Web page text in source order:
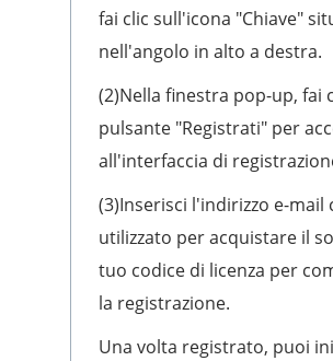
fai clic sull'icona "Chiave"
nell'angolo in alto a destra.
(2)Nella finestra pop-up, fai
pulsante "Registrati" per
all'interfaccia di
(3)Inserisci l'indirizzo e-mail
utilizzato per acquistare il
tuo codice di licenza per
la registrazione.
Una volta registrato, puoi